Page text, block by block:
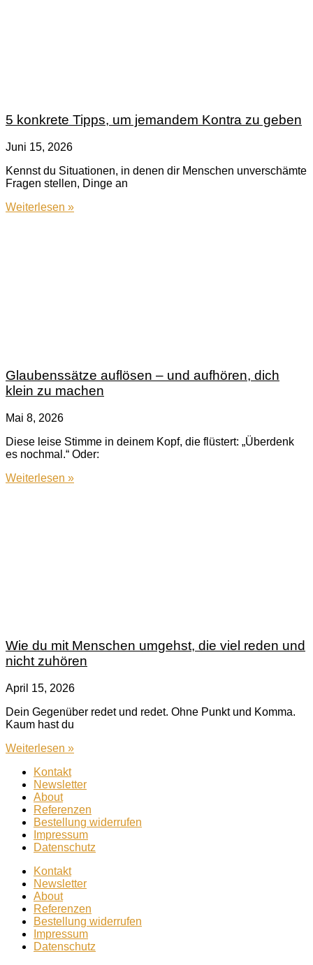
5 konkrete Tipps, um jemandem Kontra zu geben
Juni 15, 2026
Kennst du Situationen, in denen dir Menschen unverschämte
Fragen stellen, Dinge an
Weiterlesen »
Glaubenssätze auflösen – und aufhören, dich
klein zu machen
Mai 8, 2026
Diese leise Stimme in deinem Kopf, die flüstert: „Überdenk
es nochmal.“ Oder:
Weiterlesen »
Wie du mit Menschen umgehst, die viel reden und
nicht zuhören
April 15, 2026
Dein Gegenüber redet und redet. Ohne Punkt und Komma.
Kaum hast du
Weiterlesen »
Kontakt
Newsletter
About
Referenzen
Bestellung widerrufen
Impressum
Datenschutz
Kontakt
Newsletter
About
Referenzen
Bestellung widerrufen
Impressum
Datenschutz